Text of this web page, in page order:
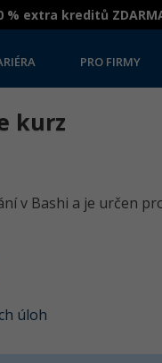
% extra kreditů
PRO FIRMY
kurz
v Bashi a je určen
úloh